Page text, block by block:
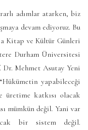
adımlar atarken, biz
devam ediyoruz. Bu
Kitap ve Kültür Günleri
Durham Üniversitesi
Mehmet Asutay Yeni
yapabileceği
üretime katkısı olacak
mümkün değil. Yani var
bir sistem değil.